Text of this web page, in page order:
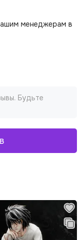
менеджерам в
Будьте